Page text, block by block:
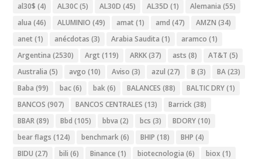
al30$ (4) AL30C(5) AL30D (45) AL35D (1) Alemania (55)
alua (46) ALUMINIO (49) amat (1) amd (47) AMZN (34)
anet (1) anécdotas (3) Arabia Saudita (1) aramco (1)
Argentina (2530) Argt (119) ARKK(37) asts (8) AT&T (5)
Australia (5) avgo (10) Aviso (3) azul (27) B (3) BA(23)
Baba (99) bac(6) bak(6) BALANCES (88) BALTIC DRY(1)
BANCOS (907) BANCOS CENTRALES (13) Barrick(38)
BBAR(89) Bbd (105) bbva (2) bcs (3) BDORY(10)
bear flags (124) benchmark(6) BHIP (18) BHP (4)
BIDU (27) bili (6) Binance (1) biotecnologia (6) biox (1)